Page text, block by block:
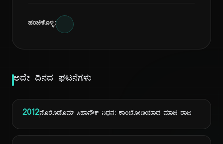
ಹಂಚಿಕೊಳ್ಳಿ:
ಅದೇ ದಿನದ ಘಟನೆಗಳು
2012ನೊರೊಡೊಮ್ ಸಿಹಾನೌಕ್ ನಿಧನ: ಕಾಂಬೋಡಿಯಾದ ಮಾಜಿ ರಾಜ